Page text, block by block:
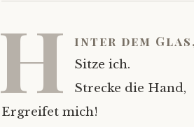
H inter dem Glas,
Sitze ich.
Strecke die Hand,
Ergreifet mich!